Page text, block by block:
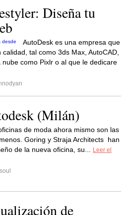
Diseña tu
AutoDesk es una empresa que
tal como 3ds Max, AutoCAD,
como Pixlr o al que le dedicare
(Milán)
de moda ahora mismo son las
Goring y Straja Architects han
de la nueva oficina, su...
Leer el
de